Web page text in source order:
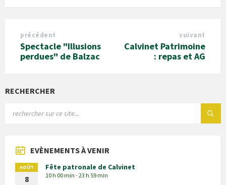
précédent
Spectacle "Illusions
perdues" de Balzac
suivant
Calvinet Patrimoine
: repas et AG
RECHERCHER
EVÈNEMENTS À VENIR
AOÛT
8
Fête patronale de Calvinet
10 h 00 min - 23 h 59 min